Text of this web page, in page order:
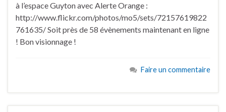
à l’espace Guyton avec Alerte Orange :
http://www.flickr.com/photos/mo5/sets/72157619822
761635/ Soit près de 58 évènements maintenant en ligne
! Bon visionnage !
Faire un commentaire